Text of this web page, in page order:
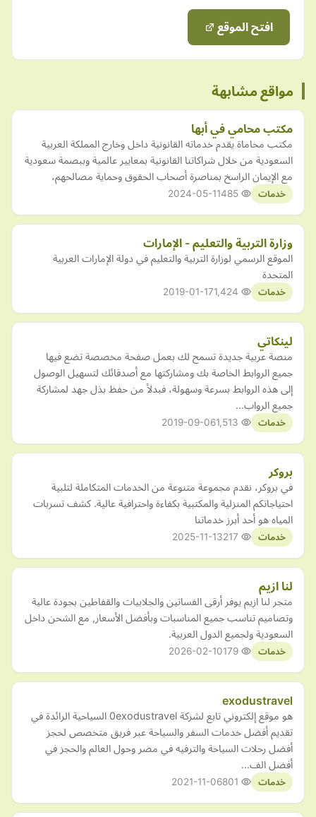
افتح الموقع
مواقع مشابهة
مكتب محامي في أبها
مكتب محاماة يقدم خدماته القانونية داخل وخارج المملكة العربية
السعودية من خلال شراكاتنا القانونية بمعايير عالمية وببصمة سعودية
مع الإيمان الراسخ بمناصرة أصحاب الحقوق وحماية مصالحهم،
خدمات 2024-05-11
وزارة التربية والتعليم - الإمارات
الموقع الرسمي لوزارة التربية والتعليم في دولة الإمارات العربية
المتحدة
خدمات 2019-01-17
لينكاتي
منصة عربية جديدة تسمح لك بعمل صفحة مخصصة تضع فيها
جميع الروابط الخاصة بك ومشاركتها مع أصدقائك لتسهيل الوصول
إلى هذه الروابط بسرعة وسهولة، فبدلاً من حفظ بذل جهد لمشاركة
جميع الرواب…
خدمات 2019-09-06
بروكر
في بروكر، نقدم مجموعة متنوعة من الخدمات المتكاملة لتلبية
احتياجاتكم المنزلية والمكتبية بكفاءة واحترافية عالية. كشف تسربات
المياه هو أحد أبرز خدماتنا
خدمات 2025-11-13
لنا ازيم
متجر لنا ازيم يوفر أرقى الفساتين والجلابيات والقفاطين بجودة عالية
وتصاميم تناسب جميع المناسبات وبأفضل الأسعار, مع الشحن داخل
السعودية ولجميع الدول العربية.
خدمات 2026-02-10
exodustravel
هو موقع إلكتروني تابع لشركة 0exodustravel السياحية الرائدة في
تقديم أفضل خدمات السفر والسياحة عبر فريق متخصص لحجز
أفضل رحلات السياحة والترفيه في مصر وحول العالم والحجز في
أفضل الف…
خدمات 2021-11-06